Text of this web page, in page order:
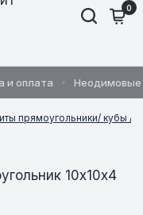
0
и оплата
прямоугольники/ кубы /